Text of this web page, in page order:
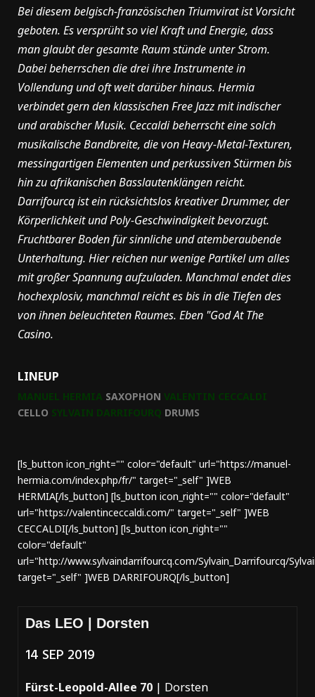
Bei diesem belgisch-französischen Triumvirat ist Vorsicht
geboten. Es versprüht so viel Kraft und Energie, dass
man glaubt der gesamte Raum stünde unter Strom.
Dabei beherrschen die drei ihre Instrumente in
Vollendung und oft weit darüber hinaus. Hermia
verbindet gern den klassischen Free Jazz mit indischer
und arabischer Musik. Ceccaldi beherrscht eine solch
musikalische Bandbreite, die von Heavy-Metal-Texturen,
messingartigen Elementen und perkussiven Stürmen bis
hin zu afrikanischen Basslautenklängen reicht.
Darrifourcq ist ein rücksichtslos kreativer Drummer, der
Körperlichkeit und Poly-Geschwindigkeit bevorzugt.
Fruchtbarer Boden für sinnliche und atemberaubende
Unterhaltung. Hier reichen nur wenige Partikel um alles
mit großer Spannung aufzuladen. Manchmal endet dies
hochexplosiv, manchmal reicht es bis in die Tiefen des
von ihnen beleuchteten Raumes. Eben "God At The
Casino.
LINEUP
MANUEL HERMIA SAXOPHON VALENTIN CECCALDI
CELLO SYLVAIN DARRIFOURQ DRUMS
[ls_button icon_right="" color="default" url="https://manuel-
hermia.com/index.php/fr/" target="_self" ]WEB
HERMIA[/ls_button] [ls_button icon_right="" color="default"
url="https://valentinceccaldi.com/" target="_self" ]WEB
CECCALDI[/ls_button] [ls_button icon_right=""
color="default"
url="http://www.sylvaindarrifourcq.com/Sylvain_Darrifourcq/
target="_self" ]WEB DARRIFOURQ[/ls_button]
Das LEO | Dorsten
14 SEP 2019
Fürst-Leopold-Allee 70 | Dorsten